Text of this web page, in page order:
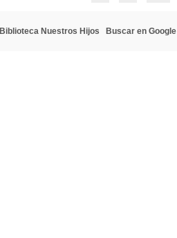
Biblioteca Nuestros Hijos Buscar en Google